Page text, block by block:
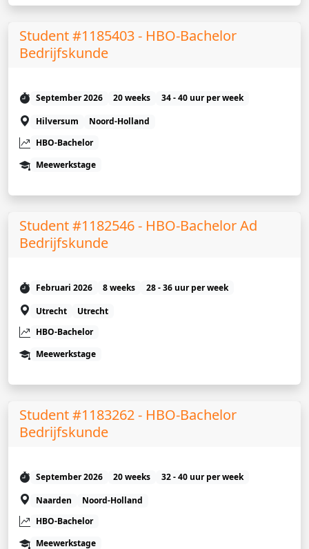
Student #1185403 - HBO-Bachelor
Bedrijfskunde
September 2026 20 weeks
34 - 40 uur per week
Hilversum
Noord-Holland
HBO-Bachelor
Meewerkstage
Student #1182546 - HBO-Bachelor Ad
Bedrijfskunde
Februari 2026 8 weeks
28 - 36 uur per week
Utrecht
Utrecht
HBO-Bachelor
Meewerkstage
Student #1183262 - HBO-Bachelor
Bedrijfskunde
September 2026 20 weeks
32 - 40 uur per week
Naarden
Noord-Holland
HBO-Bachelor
Meewerkstage